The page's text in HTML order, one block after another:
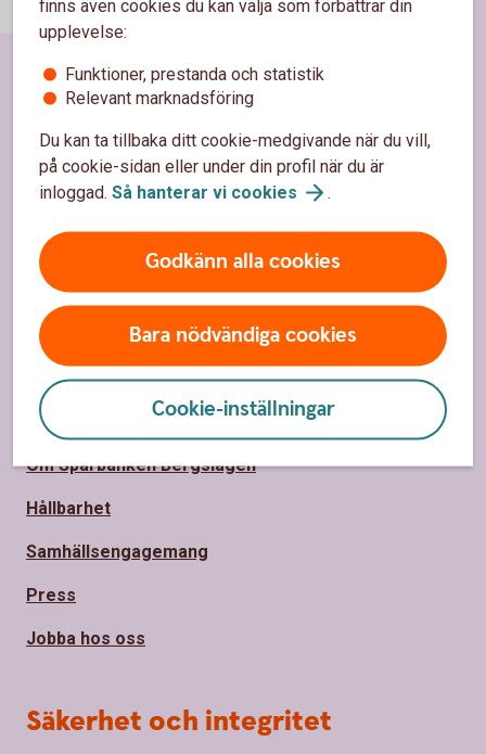
finns även cookies du kan välja som förbättrar din
upplevelse:
Funktioner, prestanda och statistik
Relevant marknadsföring
Du kan ta tillbaka ditt cookie-medgivande när du vill,
på cookie-sidan eller under din profil när du är
inloggad. Så hanterar vi cookies .
Godkänn alla cookies
Bara nödvändiga cookies
Cookie-inställningar
Sidfot
Kundservice
Spärrhjälp
Hitta bankkontor
Bli kund
Priser, räntor och kurser
Om oss
Om Sparbanken Bergslagen
Hållbarhet
Samhällsengagemang
Press
Jobba hos oss
Säkerhet och integritet